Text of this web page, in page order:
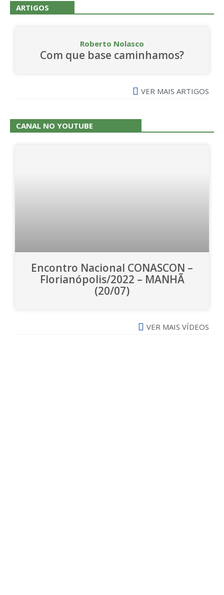
ARTIGOS
Roberto Nolasco
Com que base caminhamos?
VER MAIS ARTIGOS
CANAL NO YOUTUBE
Encontro Nacional CONASCON –
Florianópolis/2022 – MANHÃ
(20/07)
VER MAIS VÍDEOS